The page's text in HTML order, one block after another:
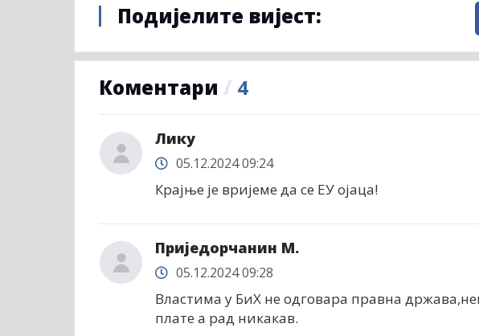
Подијелите вијест:
Коментари / 4
Ликy
05.12.2024 09:24
Крајње је вријеме да се ЕУ ојаца!
Приједорчанин М.
05.12.2024 09:28
Властима у БиХ не одговара правна
плате а рад никакав.